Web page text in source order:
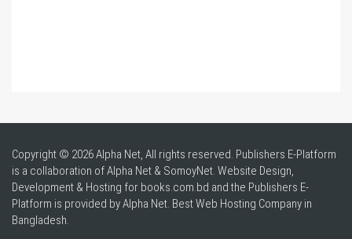
Copyright © 2026 Alpha Net, All rights reserved. Publishers E-Platform
is a collaboration of Alpha Net & SomoyNet. Website Design,
Development & Hosting for books.com.bd and the Publishers E-
Platform is provided by Alpha Net. BestWeb Hosting Company in
Bangladesh.